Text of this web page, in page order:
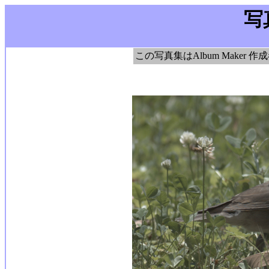
写
この写真集はAlbum Maker 作